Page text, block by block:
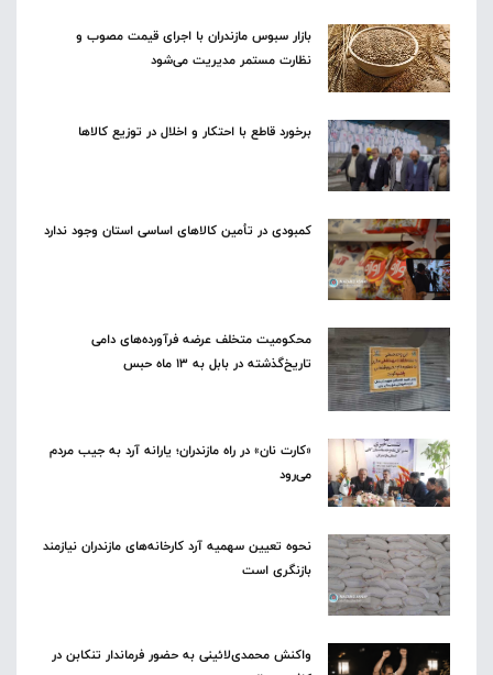
بازار سبوس مازندران با اجرای قیمت مصوب و
نظارت مستمر مدیریت می‌شود
برخورد قاطع با احتکار و اخلال در توزیع کالاها
کمبودی در تأمین کالاهای اساسی استان وجود ندارد
محکومیت متخلف عرضه فرآورده‌های دامی
تاریخ‌گذشته در بابل به ۱۳ ماه حبس
«کارت نان» در راه مازندران؛ یارانه آرد به جیب مردم
می‌رود
نحوه تعیین سهمیه آرد کارخانه‌های مازندران نیازمند
بازنگری است
واکنش محمدی‌لائینی به حضور فرماندار تنکابن در